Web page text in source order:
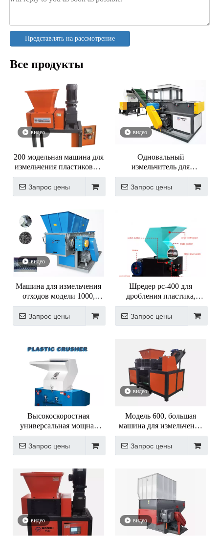
Представлять на рассмотрение
Все продукты
видео
200 модельная машина для
измельчения пластиковых
бутылок и консервных
банок
Запрос цены
видео
Одновальный
измельчитель для
пластика/измельчитель/
машина для переработки
пластмасс/измельчитель
Запрос цены
видео
Машина для измельчения
отходов модели 1000,
трубы для пластиковых
бутылок,
полипропиленовый блок,
измельчитель
Запрос цены
Шредер pc-400 для
дробления пластика,
дробилка для пластика
Запрос цены
Высокоскоростная
универсальная мощная
штамповочная машина из
ПВХ/ПП, малошумный
пластик ПВХ
Запрос цены
видео
Модель 600, большая
машина для измельчения
двухвального вала для
дробления металлического
листа
Запрос цены
видео видео